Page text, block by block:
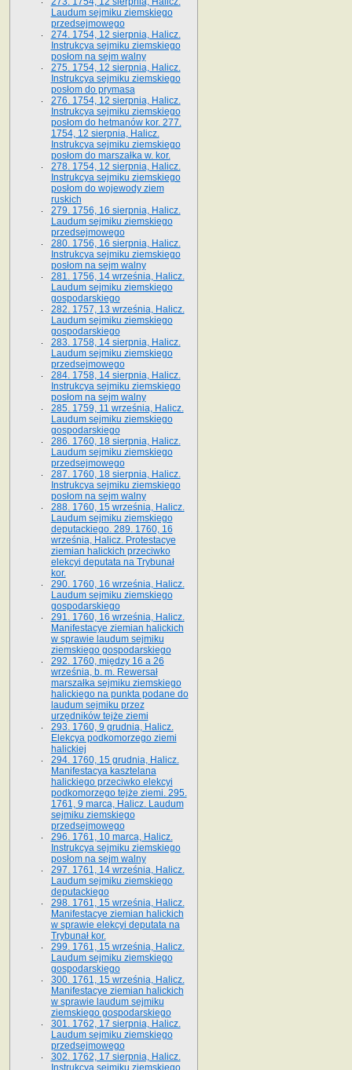
Laudum sejmiku ziemskiego
przedsejmowego
274. 1754, 12 sierpnia, Halicz.
Instrukcya sejmiku ziemskiego
posłom na sejm walny
275. 1754, 12 sierpnia, Halicz.
Instrukcya sejmiku ziemskiego
posłom do prymasa
276. 1754, 12 sierpnia, Halicz.
Instrukcya sejmiku ziemskiego
posłom do hetmanów kor. 277.
1754, 12 sierpnia, Halicz.
Instrukcya sejmiku ziemskiego
posłom do marszałka w. kor.
278. 1754, 12 sierpnia, Halicz.
Instrukcya sejmiku ziemskiego
posłom do wojewody ziem
ruskich
279. 1756, 16 sierpnia, Halicz.
Laudum sejmiku ziemskiego
przedsejmowego
280. 1756, 16 sierpnia, Halicz.
Instrukcya sejmiku ziemskiego
posłom na sejm walny
281. 1756, 14 września, Halicz.
Laudum sejmiku ziemskiego
gospodarskiego
282. 1757, 13 września, Halicz.
Laudum sejmiku ziemskiego
gospodarskiego
283. 1758, 14 sierpnia, Halicz.
Laudum sejmiku ziemskiego
przedsejmowego
284. 1758, 14 sierpnia, Halicz.
Instrukcya sejmiku ziemskiego
posłom na sejm walny
285. 1759, 11 września, Halicz.
Laudum sejmiku ziemskiego
gospodarskiego
286. 1760, 18 sierpnia, Halicz.
Laudum sejmiku ziemskiego
przedsejmowego
287. 1760, 18 sierpnia, Halicz.
Instrukcya sejmiku ziemskiego
posłom na sejm walny
288. 1760, 15 września, Halicz.
Laudum sejmiku ziemskiego
deputackiego. 289. 1760, 16
września, Halicz. Protestacye
ziemian halickich przeciwko
elekcyi deputata na Trybunał
kor.
290. 1760, 16 września, Halicz.
Laudum sejmiku ziemskiego
gospodarskiego
291. 1760, 16 września, Halicz.
Manifestacye ziemian halickich
w sprawie laudum sejmiku
ziemskiego gospodarskiego
292. 1760, między 16 a 26
września, b. m. Rewersał
marszałka sejmiku ziemskiego
halickiego na punkta podane do
laudum sejmiku przez
urzędników tejże ziemi
293. 1760, 9 grudnia, Halicz.
Elekcya podkomorzego ziemi
halickiej
294. 1760, 15 grudnia, Halicz.
Manifestacya kasztelana
halickiego przeciwko elekcyi
podkomorzego tejże ziemi. 295.
1761, 9 marca, Halicz. Laudum
sejmiku ziemskiego
przedsejmowego
296. 1761, 10 marca, Halicz.
Instrukcya sejmiku ziemskiego
posłom na sejm walny
297. 1761, 14 września, Halicz.
Laudum sejmiku ziemskiego
deputackiego
298. 1761, 15 września, Halicz.
Manifestacye ziemian halickich
w sprawie elekcyi deputata na
Trybunał kor.
299. 1761, 15 września, Halicz.
Laudum sejmiku ziemskiego
gospodarskiego
300. 1761, 15 września, Halicz.
Manifestacye ziemian halickich
w sprawie laudum sejmiku
ziemskiego gospodarskiego
301. 1762, 17 sierpnia, Halicz.
Laudum sejmiku ziemskiego
przedsejmowego
302. 1762, 17 sierpnia, Halicz.
Instrukcya sejmiku ziemskiego